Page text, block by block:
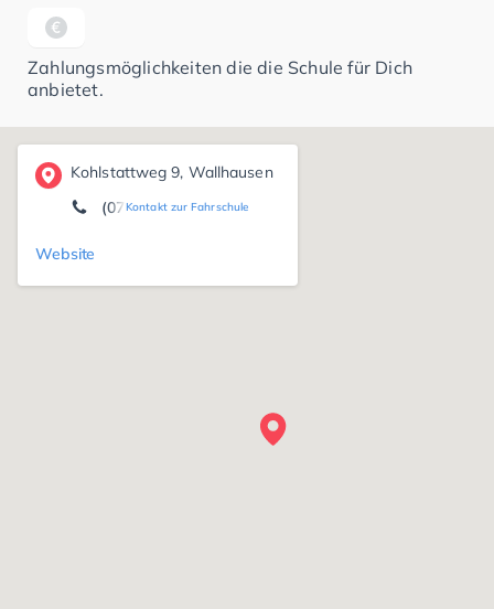
Zahlungsmöglichkeiten die die Schule für Dich
anbietet.
Kohlstattweg 9, Wallhausen
Kontakt zur Fahrschule
(07955) 73 75
Website